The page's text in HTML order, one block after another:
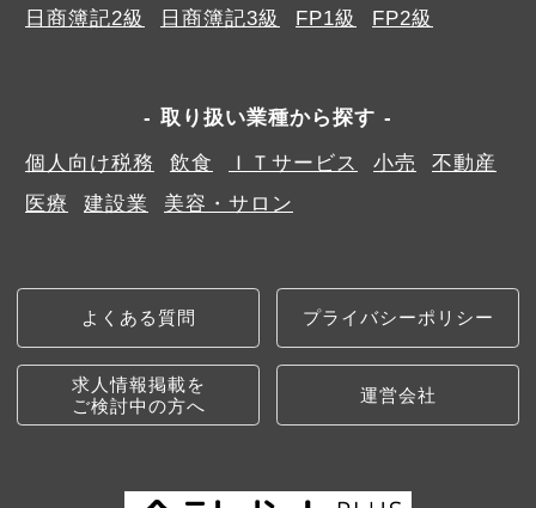
日商簿記2級
日商簿記3級 FP1級 FP2級
取り扱い業種から探す
個人向け税務
飲食 ＩＴサービス 小売
不動産
医療
建設業 美容・サロン
よくある質問 プライバシーポリシー
求人情報掲載を
ご検討中の方へ
運営会社